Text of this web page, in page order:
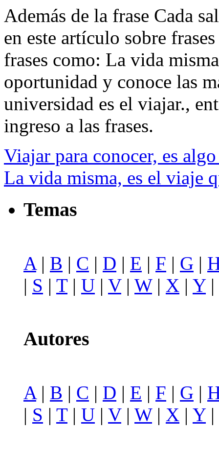
Además de la frase Cada
en este artículo sobre
frases como: La vida
oportunidad y conoce las
universidad es el viajar.,
ingreso a las frases.
Viajar para conocer, es
La vida misma, es el viaje
Temas
A | B | C | D | E | F | G |
| S | T| U | V| W| X | Y|
Autores
A| B | C | D | E | F | G |
| S | T| U | V| W| X | Y|